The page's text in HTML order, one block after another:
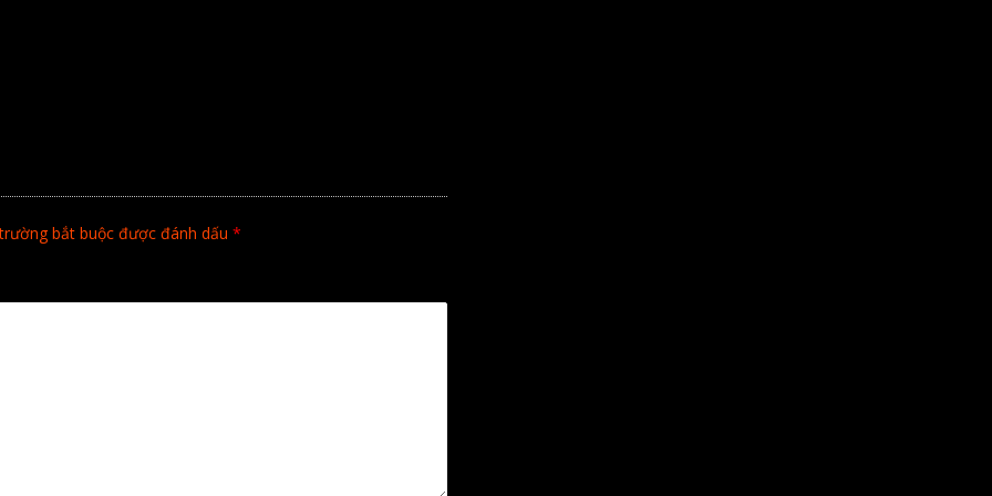
bắt buộc được đánh dấu *